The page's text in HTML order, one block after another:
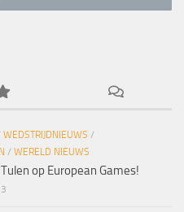
WEDSTRIJDNIEUWS /
/ WERELD NIEUWS
op European Games!